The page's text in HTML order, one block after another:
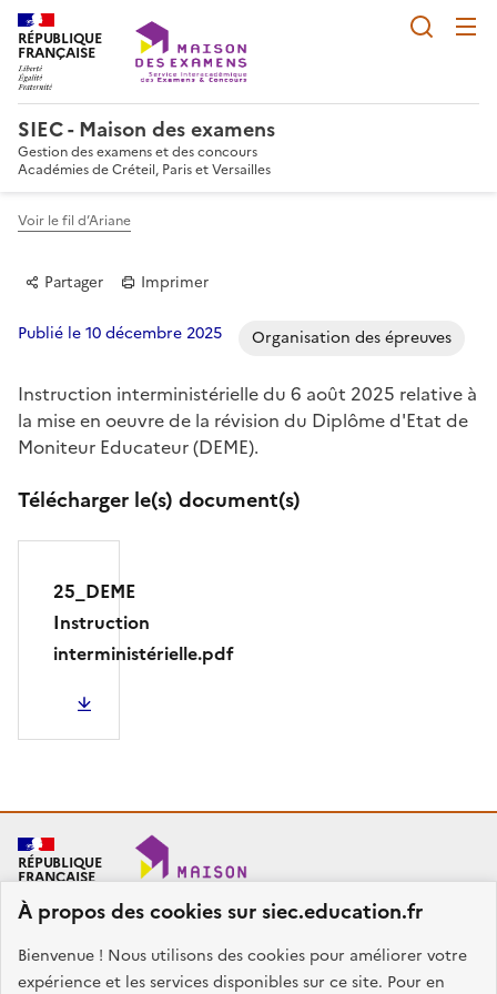
À propos des cookies sur siec.education.fr
Bienvenue ! Nous utilisons des cookies pour améliorer votre
expérience et les services disponibles sur ce site. Pour en
RÉPUBLIQUE
FRANÇAISE
SIEC - Maison des examens
Gestion des examens et des concours
Académies de Créteil, Paris et Versailles
Voir le fil d’Ariane
Partager Imprimer
Partager sur Facebook
Partager sur Twitter
Partager sur LinkedIn
Partager par email
Copier dans le
Publié le 10 décembre 2025 Organisation des épreuves
Instruction interministérielle du 6 août 2025 relative à
la mise en oeuvre de la révision du Diplôme d'Etat de
Moniteur Educateur (DEME).
Télécharger le(s) document(s)
25_DEME
Instruction
interministérielle.pdf
PDF - 1.41 Mo
RÉPUBLIQUE
FRANÇAISE
SIEC - Maison des examens
Académies de Créteil, Paris et Versailles